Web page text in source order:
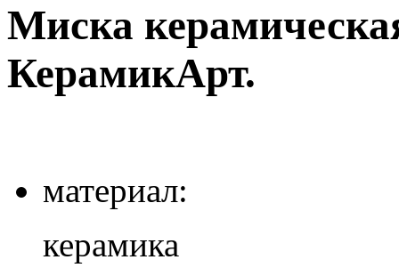
Миска
КерамикАрт.
материал:
керамика